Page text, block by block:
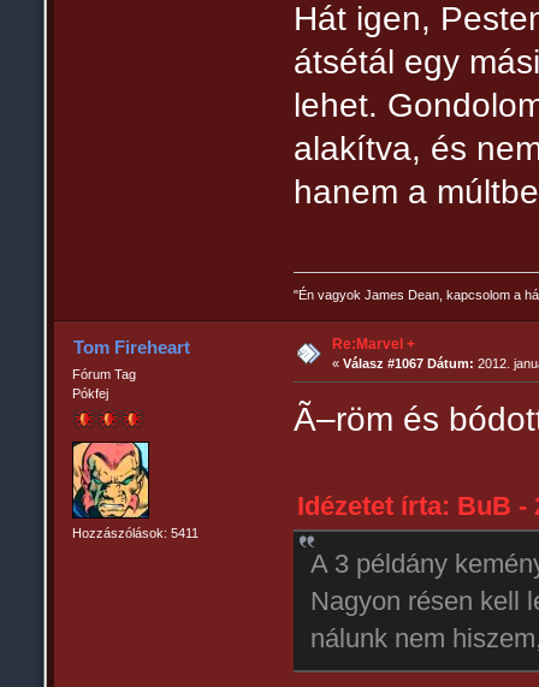
Hát igen,
átsétál egy
lehet.
alakítva, és
hanem a
"Én vagyok James Dean, kapcsolom a
Tom Fireheart
Fórum Tag
Pókfej
Hozzászólások: 5411
Re:Marvel +
«Válasz #1067 Dátum: 2012.
Ã–röm és
Idézetet írta: BuB -
A 3 példány
Nagyon résen kell
nálunk nem